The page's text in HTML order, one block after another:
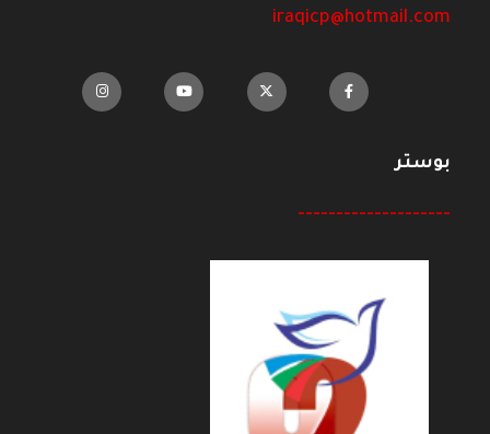
iraqicp@hotmail.com
بوستر
--------------------